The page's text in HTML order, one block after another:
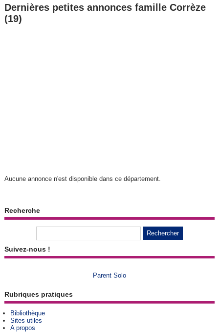
Dernières petites annonces famille Corrèze
(19)
Aucune annonce n'est disponible dans ce département.
Recherche
Suivez-nous !
Parent Solo
Rubriques pratiques
Bibliothèque
Sites utiles
A propos